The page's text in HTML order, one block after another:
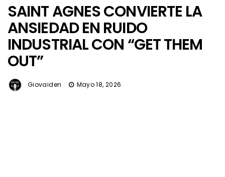
SAINT AGNES CONVIERTE LA
ANSIEDAD EN RUIDO
INDUSTRIAL CON “GET THEM
OUT”
Giovaiden Mayo 18, 2026